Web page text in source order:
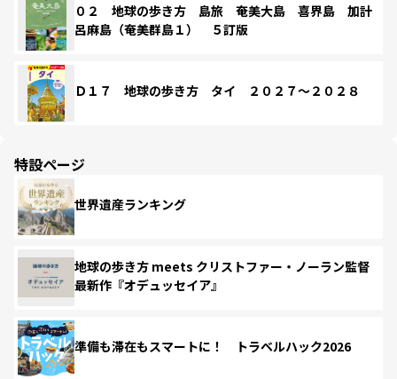
０２ 地球の歩き方 島旅 奄美大島 喜界島 加計
呂麻島（奄美群島１） ５訂版
Ｄ１７ 地球の歩き方 タイ ２０２７～２０２８
特設ページ
世界遺産ランキング
地球の歩き方 meets クリストファー・ノーラン監督
最新作『オデュッセイア』
準備も滞在もスマートに！ トラベルハック2026